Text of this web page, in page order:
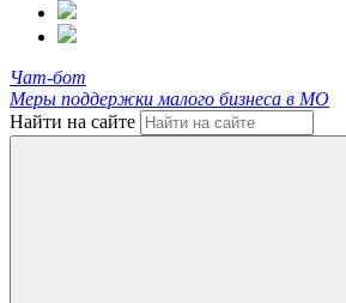
Чат-бот
Меры поддержки малого бизнеса в МО
Найти на сайте